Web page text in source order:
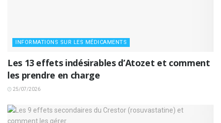
INFORMATIONS SUR LES MÉDICAMENTS
Les 13 effets indésirables d’Atozet et comment
les prendre en charge
25/07/2026